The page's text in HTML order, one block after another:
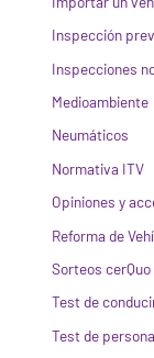
Inspección
Inspecciones
Medioambiente
Neumáticos
Normativa ITV
Opiniones y
Reforma de
Sorteos cerQuo
Test de
Test de